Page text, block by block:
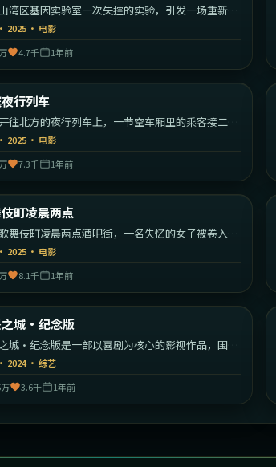
湾区基因实验室一次失控的实验，引发一场重新定
的危机。
2025· 电影
4.7千 1年前
行列车
往北方的夜行列车上，一节空车厢里的乘客接二连
。
2025· 电影
7.3千 1年前
町凌晨两点
舞伎町凌晨两点酒吧街，一名失忆的女子被卷入帮
斗争。
2025· 电影
8.1千 1年前
之城·纪念版
城·纪念版是一部以喜剧为核心的影视作品，围绕
反转与人物成长展开，整体节奏紧凑，值得推荐观
· 2024· 综艺
3.6千 1年前